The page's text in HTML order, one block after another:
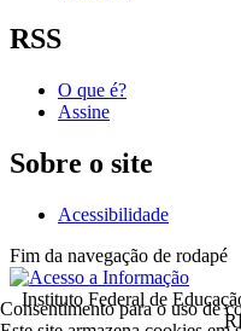
RSS
O que é?
Assine
Sobre o site
Acessibilidade
Fim da navegação de rodapé
Instituto Federal de
Consentimento para o uso de